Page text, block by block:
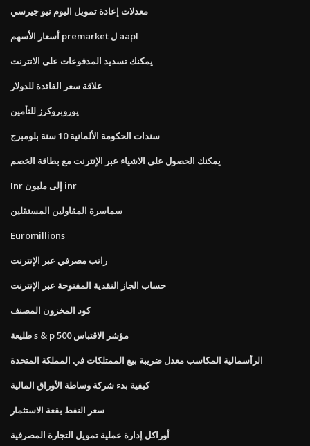
معدلات إعادة تمويل اليوم نيو جيرسي
أسعار الأسهم premarket ل aapl
يمكنك تسديد المدفوعات على الانترنت
علاقة سعر الفائدة للدولار
يوروبروكرز للتأمين
سندات الحكومة الألمانية 10 سنة بلومبرج
يمكنك الحصول على الاشياء عبر الإنترنت مع بطاقة الخصم
Inr إلى مليون inr
سماسرة المقاولين المستقلين
Euromillions
راتب مصرفي عبر الإنترنت
حساب الجاز النقدية المفتوحة عبر الإنترنت
كود المخزون المصنف
طليعة s & p 500 مؤشر الاقتباس
الرأسمالية المكاسب معدل ضريبة بيع الممتلكات في المملكة المتحدة
كيفية بدء شركة وساطة الأوراق المالية
سعر النفط بقعة الاستثمار
أوراكل إدارة عملية تمويل التجارة المصرفية